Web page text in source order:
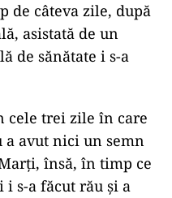
de câteva zile, după
asistată de un
de sănătate i s-a
cele trei zile în care
avut nici un semn
însă, în timp ce
s-a făcut rău şi a